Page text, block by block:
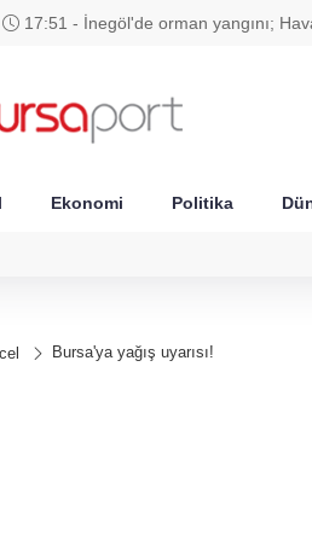
17:51 - İnegöl'de orman yangını;
16,3788
27,9743
Ekonomi Politika
Bursa'ya yağış uyarısı!